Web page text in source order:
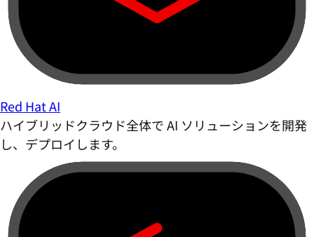
ハイブリッドクラウド全体で AI ソリューションを開発
し、デプロイします。